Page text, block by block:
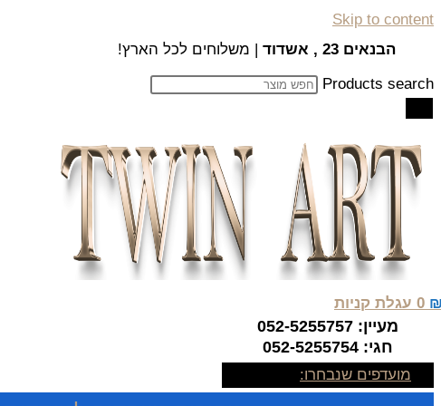
Skip to content
הבנאים 23 , אשדוד
| משלוחים לכל הארץ!
Products search
0 עגלת קניות
מעיין: 052-5255757
חגי: 052-5255754
מועדפים שנבחרו: